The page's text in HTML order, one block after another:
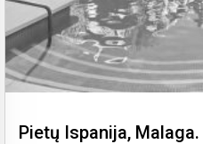
Pietų Ispanija,